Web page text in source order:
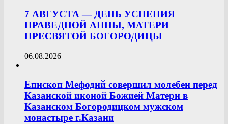
7 АВГУСТА — ДЕНЬ УСПЕНИЯ
ПРАВЕДНОЙ АННЫ, МАТЕРИ
ПРЕСВЯТОЙ БОГОРОДИЦЫ
06.08.2026
Епископ Мефодий совершил молебен перед
Казанской иконой Божией Матери в
Казанском Богородицком мужском
монастыре г.Казани